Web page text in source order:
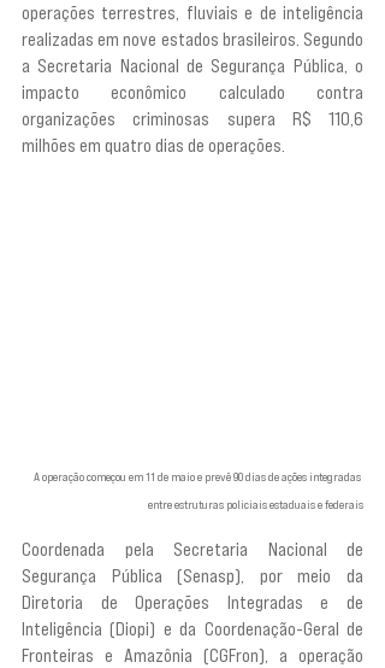
operações terrestres, fluviais e de inteligência
realizadas em nove estados brasileiros. Segundo
a Secretaria Nacional de Segurança Pública, o
impacto econômico calculado contra
organizações criminosas supera R$ 110,6
milhões em quatro dias de operações.
A operação começou em 11 de maio e prevê 90 dias de ações integradas
entre estruturas policiais estaduais e federais
Coordenada pela Secretaria Nacional de
Segurança Pública (Senasp), por meio da
Diretoria de Operações Integradas e de
Inteligência (Diopi) e da Coordenação-Geral de
Fronteiras e Amazônia (CGFron), a operação